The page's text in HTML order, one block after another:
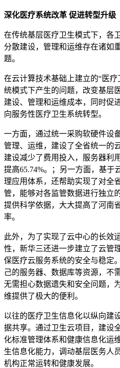
深化医疗系统改革 促进转型升级
在传统基层医疗卫生模式下，各
分散建设，管理和运维存在诸如
题。
在云计算技术基础上建立的“医
统模式下产生的问题，改变基层
建设、管理和运维成本，同时促
向服务性医疗卫生系统转型。
一方面，通过统一采购软硬件设
管理、运维，建设了全省统一的
建设减少了费用投入，服务器利
提高65.74%。；另一方面，基于
理应用体系，还帮助实现了对全
管，能够对各监管数据进行独立
提供科学依据，大大提高了河南
率。
此外，为了实现了云中心的长效
性，新华三还进一步建立了云管
保医疗云服务系统的安全与稳定
己的服务器、数据库等资源，不
无需担心数据遗失和安全问题，
维提供了极大的便利。
以往的医疗卫生信息化以纵向建
据共享。通过卫生云项目，建设
化标准管理体系和健康信息化运
生信息化能力，调动基层医务人
机构正常运转和健康发展。